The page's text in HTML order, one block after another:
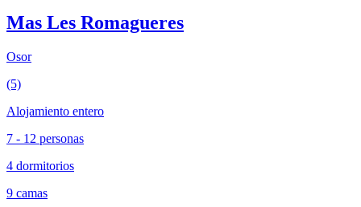
Mas Les Romagueres
Osor
(5)
Alojamiento entero
7 - 12 personas
4 dormitorios
9 camas